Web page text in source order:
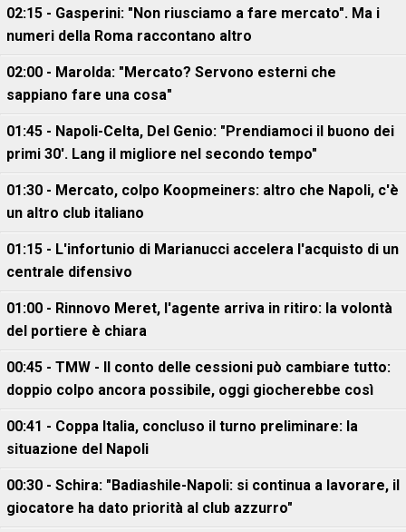
02:15 - Gasperini: "Non riusciamo a fare mercato". Ma i
numeri della Roma raccontano altro
02:00 - Marolda: "Mercato? Servono esterni che
sappiano fare una cosa"
01:45 - Napoli-Celta, Del Genio: "Prendiamoci il buono dei
primi 30'. Lang il migliore nel secondo tempo"
01:30 - Mercato, colpo Koopmeiners: altro che Napoli, c'è
un altro club italiano
01:15 - L'infortunio di Marianucci accelera l'acquisto di un
centrale difensivo
01:00 - Rinnovo Meret, l'agente arriva in ritiro: la volontà
del portiere è chiara
00:45 - TMW - Il conto delle cessioni può cambiare tutto:
doppio colpo ancora possibile, oggi giocherebbe così
00:41 - Coppa Italia, concluso il turno preliminare: la
situazione del Napoli
00:30 - Schira: "Badiashile-Napoli: si continua a lavorare, il
giocatore ha dato priorità al club azzurro"